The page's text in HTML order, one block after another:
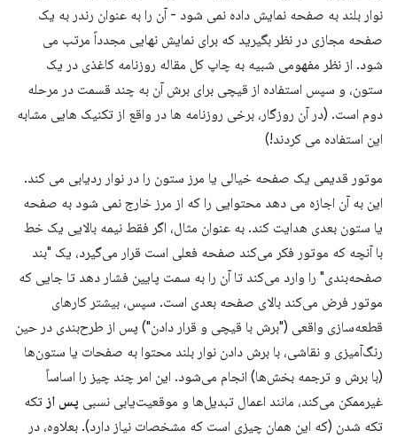
نوار بلند به صفحه نمایش داده نمی شود - آن را به عنوان رندر به یک
صفحه مجازی در نظر بگیرید که برای نمایش نهایی مجدداً مرتب می
شود. از نظر مفهومی شبیه به چاپ کل مقاله روزنامه کاغذی در یک
ستون، و سپس استفاده از قیچی برای برش آن به چند قسمت در مرحله
دوم است. (در آن روزگار، برخی روزنامه ها در واقع از تکنیک هایی مشابه
این استفاده می کردند!)
موتور قدیمی یک صفحه خیالی یا مرز ستون را در نوار ردیابی می کند.
این به آن اجازه می دهد محتوایی را که از مرز خارج نمی شود به صفحه
یا ستون بعدی هدایت کند. به عنوان مثال، اگر فقط نیمه بالایی یک خط
با آنچه که موتور فکر می‌کند صفحه فعلی است قرار می‌گیرد، یک "بند
صفحه‌بندی" را وارد می‌کند تا آن را به سمت پایین فشار دهد تا جایی که
موتور فرض می‌کند بالای صفحه بعدی است. سپس، بیشتر کارهای
قطعه‌سازی واقعی ("برش با قیچی و قرار دادن") پس از طرح‌بندی در حین
رنگ‌آمیزی و نقاشی، با برش دادن نوار بلند محتوا به صفحات یا ستون‌ها
(با برش و ترجمه بخش‌ها) انجام می‌شود. این امر چند چیز را اساساً
غیرممکن می‌کند، مانند اعمال تبدیل‌ها و موقعیت‌یابی نسبی پس از تکه
تکه شدن (که این همان چیزی است که مشخصات نیاز دارد). بعلاوه، در